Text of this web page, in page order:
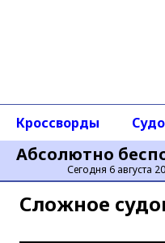
Абсолютно
Сегодня 6 августа
Кроссворды
Сложное